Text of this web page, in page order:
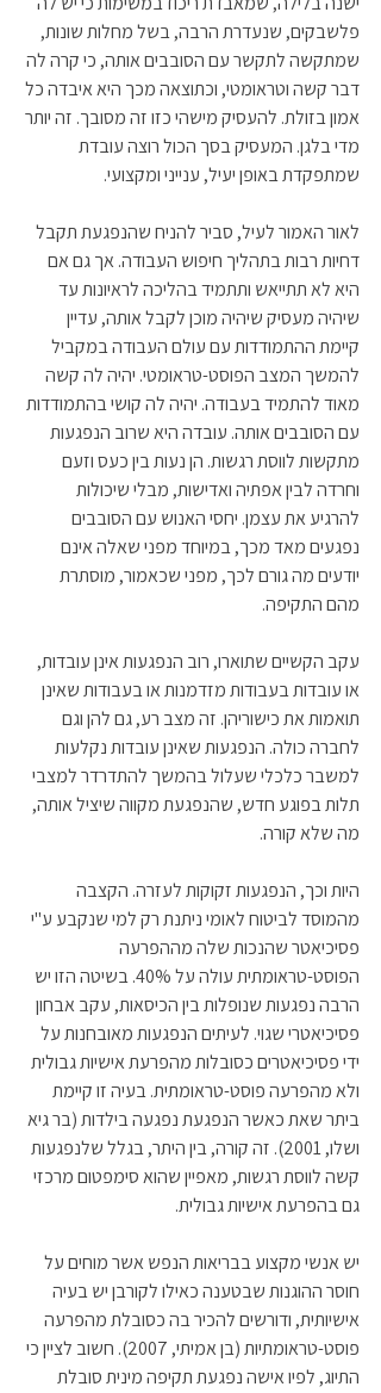
פלשבקים, שנעדרת הרבה, בשל מחלות שונות,
שמתקשה לתקשר עם הסובבים אותה, כי קרה לה
דבר קשה וטראומטי, וכתוצאה מכך היא איבדה כל
אמון בזולת. להעסיק מישהי כזו זה מסובך. זה יותר
מדי בלגן. המעסיק בסך הכול רוצה עובדת
שמתפקדת באופן יעיל, ענייני ומקצועי.
לאור האמור לעיל, סביר להניח שהנפגעת תקבל
דחיות רבות בתהליך חיפוש העבודה. אך גם אם
היא לא תתייאש ותתמיד בהליכה לראיונות עד
שיהיה מעסיק שיהיה מוכן לקבל אותה, עדיין
קיימת ההתמודדות עם עולם העבודה במקביל
להמשך המצב הפוסט-טראומטי. יהיה לה קשה
מאוד להתמיד בעבודה. יהיה לה קושי בהתמודדות
עם הסובבים אותה. עובדה היא שרוב הנפגעות
מתקשות לווסת רגשות. הן נעות בין כעס וזעם
וחרדה לבין אפתיה ואדישות, מבלי שיכולות
להרגיע את עצמן. יחסי האנוש עם הסובבים
נפגעים מאד מכך, במיוחד מפני שאלה אינם
יודעים מה גורם לכך, מפני שכאמור, מוסתרת
מהם התקיפה.
עקב הקשיים שתוארו, רוב הנפגעות אינן עובדות,
או עובדות בעבודות מזדמנות או בעבודות שאינן
תואמות את כישוריהן. זה מצב רע, גם להן וגם
לחברה כולה. הנפגעות שאינן עובדות נקלעות
למשבר כלכלי שעלול בהמשך להתדרדר למצבי
תלות בפוגע חדש, שהנפגעת מקווה שיציל אותה,
מה שלא קורה.
היות וכך, הנפגעות זקוקות לעזרה. הקצבה
מהמוסד לביטוח לאומי ניתנת רק למי שנקבע ע"י
פסיכיאטר שהנכות שלה מההפרעה
הפוסט-טראומתית עולה על 40%. בשיטה הזו יש
הרבה נפגעות שנופלות בין הכיסאות, עקב אבחון
פסיכיאטרי שגוי. לעיתים הנפגעות מאובחנות על
ידי פסיכיאטרים כסובלות מהפרעת אישיות גבולית
ולא מהפרעה פוסט-טראומתית. בעיה זו קיימת
ביתר שאת כאשר הנפגעת נפגעה בילדות (בר גיא
ושלו, 2001). זה קורה, בין היתר, בגלל שלנפגעות
קשה לווסת רגשות, מאפיין שהוא סימפטום מרכזי
גם בהפרעת אישיות גבולית.
יש אנשי מקצוע בבריאות הנפש אשר מוחים על
חוסר ההוגנות שבטענה כאילו לקורבן יש בעיה
אישיותית, ודורשים להכיר בה כסובלת מהפרעה
פוסט-טראומתיות (בן אמיתי, 2007). חשוב לציין כי
התיוג, לפיו אישה נפגעת תקיפה מינית סובלת